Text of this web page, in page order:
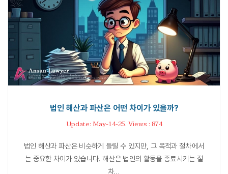
법인 해산과 파산은 어떤 차이가 있을까?
Update: May-14-25. Views : 874
법인 해산과 파산은 비슷하게 들릴 수 있지만, 그 목적과 절차에서
는 중요한 차이가 있습니다. 해산은 법인의 활동을 종료시키는 절
차…